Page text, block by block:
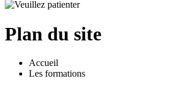
Plan du site
Accueil
Les formations